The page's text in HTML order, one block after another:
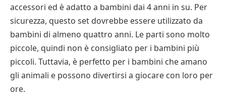
accessori ed è adatto a bambini dai 4 anni in su. Per
sicurezza, questo set dovrebbe essere utilizzato da
bambini di almeno quattro anni. Le parti sono molto
piccole, quindi non è consigliato per i bambini più
piccoli. Tuttavia, è perfetto per i bambini che amano
gli animali e possono divertirsi a giocare con loro per
ore.